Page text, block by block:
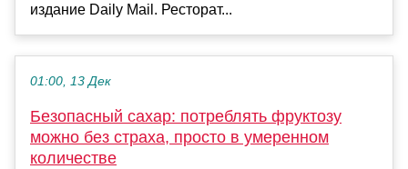
издание Daily Mail. Ресторат...
01:00, 13 Дек
Безопасный сахар: потреблять фруктозу
можно без страха, просто в умеренном
количестве